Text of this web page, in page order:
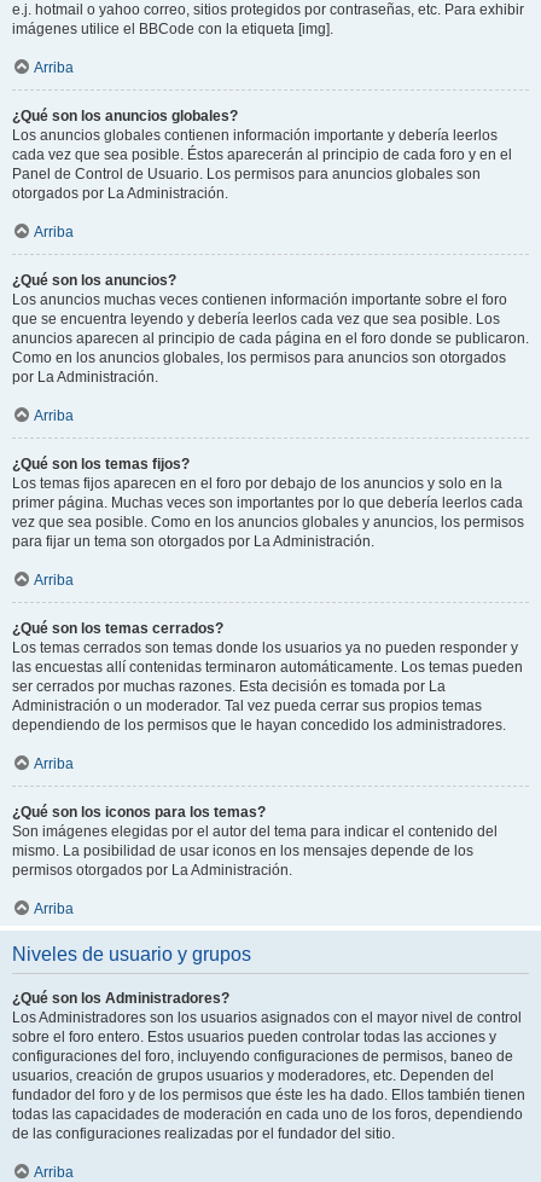
e.j. hotmail o yahoo correo, sitios protegidos por contraseñas, etc. Para exhibir
imágenes utilice el BBCode con la etiqueta [img].
Arriba
¿Qué son los anuncios globales?
Los anuncios globales contienen información importante y debería leerlos
cada vez que sea posible. Éstos aparecerán al principio de cada foro y en el
Panel de Control de Usuario. Los permisos para anuncios globales son
otorgados por La Administración.
Arriba
¿Qué son los anuncios?
Los anuncios muchas veces contienen información importante sobre el foro
que se encuentra leyendo y debería leerlos cada vez que sea posible. Los
anuncios aparecen al principio de cada página en el foro donde se publicaron.
Como en los anuncios globales, los permisos para anuncios son otorgados
por La Administración.
Arriba
¿Qué son los temas fijos?
Los temas fijos aparecen en el foro por debajo de los anuncios y solo en la
primer página. Muchas veces son importantes por lo que debería leerlos cada
vez que sea posible. Como en los anuncios globales y anuncios, los permisos
para fijar un tema son otorgados por La Administración.
Arriba
¿Qué son los temas cerrados?
Los temas cerrados son temas donde los usuarios ya no pueden responder y
las encuestas allí contenidas terminaron automáticamente. Los temas pueden
ser cerrados por muchas razones. Esta decisión es tomada por La
Administración o un moderador. Tal vez pueda cerrar sus propios temas
dependiendo de los permisos que le hayan concedido los administradores.
Arriba
¿Qué son los iconos para los temas?
Son imágenes elegidas por el autor del tema para indicar el contenido del
mismo. La posibilidad de usar iconos en los mensajes depende de los
permisos otorgados por La Administración.
Arriba
Niveles de usuario y grupos
¿Qué son los Administradores?
Los Administradores son los usuarios asignados con el mayor nivel de control
sobre el foro entero. Estos usuarios pueden controlar todas las acciones y
configuraciones del foro, incluyendo configuraciones de permisos, baneo de
usuarios, creación de grupos usuarios y moderadores, etc. Dependen del
fundador del foro y de los permisos que éste les ha dado. Ellos también tienen
todas las capacidades de moderación en cada uno de los foros, dependiendo
de las configuraciones realizadas por el fundador del sitio.
Arriba